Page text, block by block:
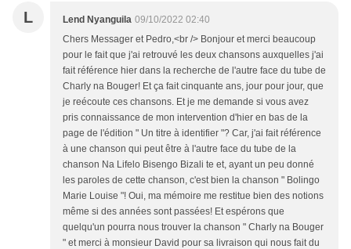
L Lend Nyanguila 09/10/2022 02:40
Chers Messager et Pedro,<br /> Bonjour et merci beaucoup
pour le fait que j'ai retrouvé les deux chansons auxquelles j'ai
fait référence hier dans la recherche de l'autre face du tube de
Charly na Bouger! Et ça fait cinquante ans, jour pour jour, que
je reécoute ces chansons. Et je me demande si vous avez
pris connaissance de mon intervention d'hier en bas de la
page de l'édition " Un titre à identifier "? Car, j'ai fait référence
à une chanson qui peut être à l'autre face du tube de la
chanson Na Lifelo Bisengo Bizali te et, ayant un peu donné
les paroles de cette chanson, c'est bien la chanson " Bolingo
Marie Louise "! Oui, ma mémoire me restitue bien des notions
même si des années sont passées! Et espérons que
quelqu'un pourra nous trouver la chanson " Charly na Bouger
" et merci à monsieur David pour sa livraison qui nous fait du